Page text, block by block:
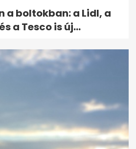
a boltokban: a Lidl, a
a Tesco is új...